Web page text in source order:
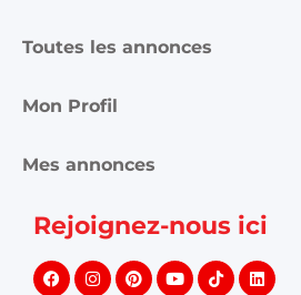
Toutes les annonces
Mon Profil
Mes annonces
Rejoignez-nous ici